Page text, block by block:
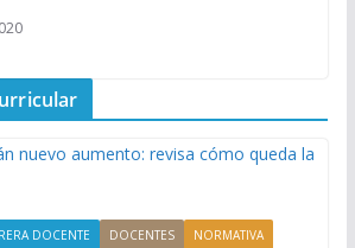
DOCENTE DOCENTES
NORMATIVA